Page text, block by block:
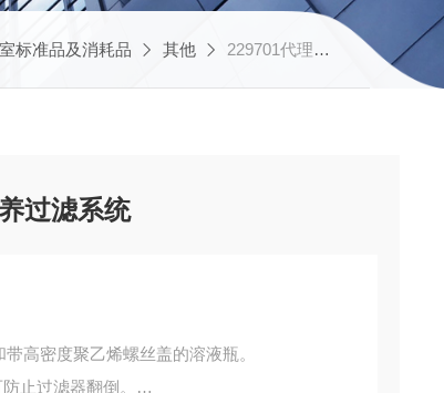
标准品及消耗品 其他 229701代理美国CELLTREAT细胞培养过滤系统
过滤系统
高密度聚乙烯螺丝盖的溶液瓶。
止过滤器翻倒。